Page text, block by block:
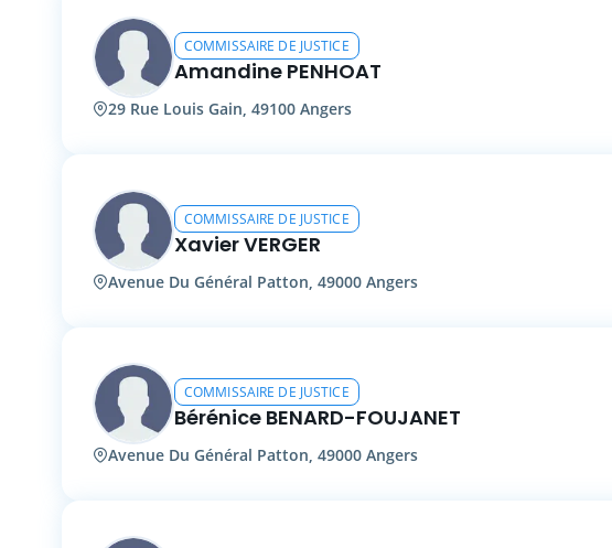
COMMISSAIRE DE JUSTICE
Amandine PENHOAT
29 Rue Louis Gain, 49100 Angers
COMMISSAIRE DE JUSTICE
Xavier VERGER
Avenue Du Général Patton, 49000 Angers
COMMISSAIRE DE JUSTICE
Bérénice BENARD-FOUJANET
Avenue Du Général Patton, 49000 Angers